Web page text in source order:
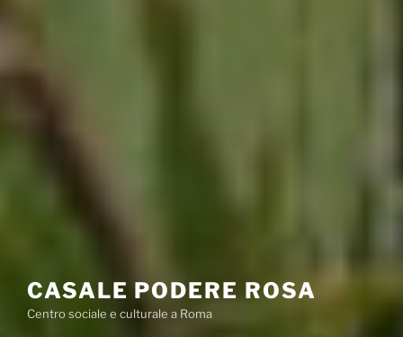
CASALE PODERE ROSA
Centro sociale e culturale a Roma